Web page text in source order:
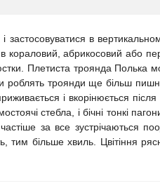
в
абрикосовий або
Плетиста троянда Полька
роблять троянди ще більш
і вкорінюється після
стебла, і бічні тонкі
за все зустрічаються
більше хвиль. Цвітіння